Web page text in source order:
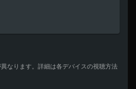
なります。詳細は各デバイスの視聴方法